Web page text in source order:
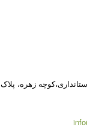
زهره، پلاک 37